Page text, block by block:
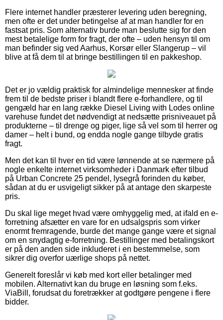
Flere internet handler præsterer levering uden beregning,
men ofte er det under betingelse af at man handler for en
fastsat pris. Som alternativ burde man beslutte sig for den
mest betalelige form for fragt, der ofte – uden hensyn til om
man befinder sig ved Aarhus, Korsør eller Slangerup – vil
blive at få dem til at bringe bestillingen til en pakkeshop.
Det er jo vældig praktisk for almindelige mennesker at finde
frem til de bedste priser i blandt flere e-forhandlere, og til
gengæld har en lang række Diesel Living with Lodes online
varehuse fundet det nødvendigt at nedsætte prisniveauet på
produkterne – til drenge og piger, lige så vel som til herrer og
damer – helt i bund, og endda nogle gange tilbyde gratis
fragt.
Men det kan til hver en tid være lønnende at se nærmere på
nogle enkelte internet virksomheder i Danmark efter tilbud
på Urban Concrete 25 pendel, lysegrå forinden du køber,
sådan at du er usvigeligt sikker på at antage den skarpeste
pris.
Du skal lige meget hvad være omhyggelig med, at ifald en e-
forretning afsætter en vare for en udsalgspris som virker
enormt fremragende, burde det mange gange være et signal
om en snydagtig e-forretning. Bestillinger med betalingskort
er på den anden side inkluderet i en bestemmelse, som
sikrer dig overfor uærlige shops på nettet.
Generelt foreslår vi køb med kort eller betalinger med
mobilen. Alternativt kan du bruge en løsning som f.eks.
ViaBill, forudsat du foretrækker at godtgøre pengene i flere
bidder.